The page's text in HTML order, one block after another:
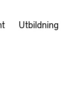
Utbildning